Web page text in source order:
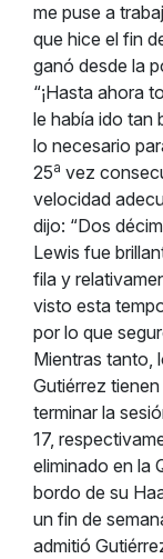
me puse a
que hice el fin
ganó desde la
“¡Hasta ahora
le había ido tan
lo necesario
25a vez
velocidad
dijo: “Dos
Lewis fue
fila y
visto esta
por lo que
Mientras tanto,
Gutiérrez
terminar la
17,
eliminado en la
bordo de su
un fin de
admitió